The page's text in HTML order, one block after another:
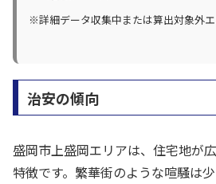
※詳細データ収集中または算出対象外
治安の傾向
盛岡市上盛岡エリアは、住宅地が
特徴です。繁華街のような喧騒は